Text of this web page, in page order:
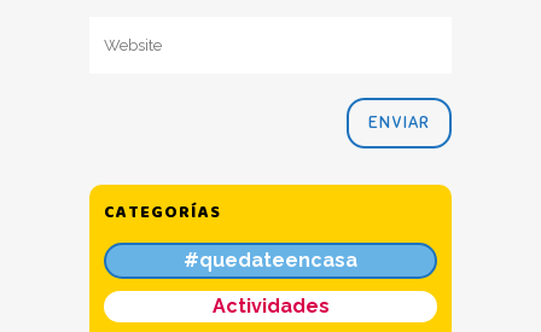
CATEGORÍAS
#quedateencasa
Actividades